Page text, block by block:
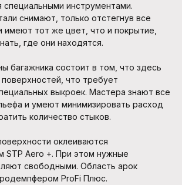
специальными инструментами.
снимают, только отстегнув все
имеют тот же цвет, что и покрытие,
где они находятся.
багажника состоит в том, что здесь
что требует
выкроек. Мастера знают все
и умеют минимизировать расход
количество стыков.
оклеиваются
STP Aero +. При этом нужные
свободными. Область арок
ProFi Плюс.